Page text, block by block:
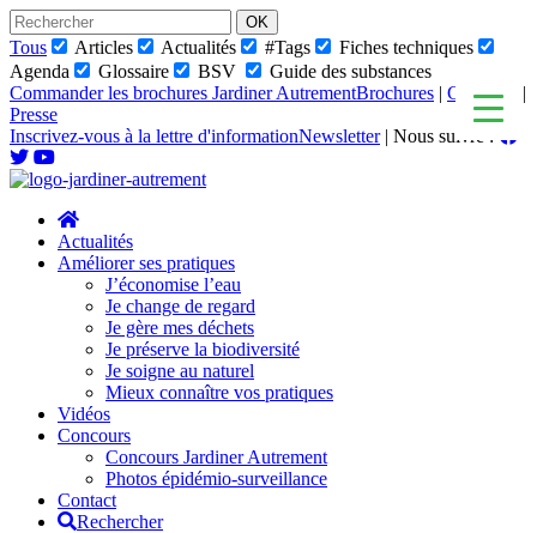
Skip
to
content
Tous Articles Actualités #Tags
Fiches techniques
Agenda
Glossaire BSV
Guide des substances
Commander les brochures Jardiner AutrementBrochures | Glossaire
|
Presse
Inscrivez-vous à la lettre d'informationNewsletter| Nous suivre :
Actualités
Améliorer ses pratiques
J’économise l’eau
Je change de regard
Je gère mes déchets
Je préserve la biodiversité
Je soigne au naturel
Mieux connaître vos pratiques
Vidéos
Concours
Concours Jardiner Autrement
Photos épidémio-surveillance
Contact
Rechercher